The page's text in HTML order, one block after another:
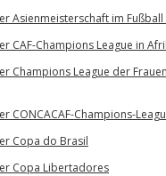
Asienmeisterschaft im
CAF-Champions League in
Champions League der
CONCACAF-Champions-
Copa do Brasil
Copa Libertadores